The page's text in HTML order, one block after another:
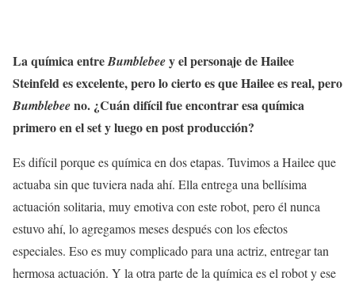
La química entreBumblebeey el personaje de Hailee
Steinfeld es excelente, pero lo cierto es que Hailee es real, pero
Bumblebeeno. ¿Cuán difícil fue encontrar esa química
primero en el set y luego en post producción?
Es difícil porque es química en dos etapas. Tuvimos a Hailee que
actuaba sin que tuviera nada ahí. Ella entrega una bellísima
actuación solitaria, muy emotiva con este robot, pero él nunca
estuvo ahí, lo agregamos meses después con los efectos
especiales. Eso es muy complicado para una actriz, entregar tan
hermosa actuación. Y la otra parte de la química es el robot y ese